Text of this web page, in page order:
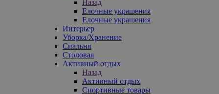
Назад
Елочные украшения
Елочные украшения
Интерьер
Уборка/Хранение
Спальня
Столовая
Активный отдых
Назад
Активный отдых
Спортивные товары